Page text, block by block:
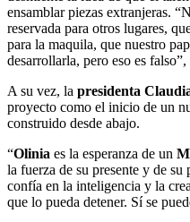
ensamblar piezas extranjeras.
reservada para otros lugares,
para la maquila, que nuestro
desarrollarla, pero eso es falso”,
A su vez, la presidenta
proyecto como el inicio de un
construido desde abajo.
“Olinia es la esperanza de un
la fuerza de su presente y de
confía en la inteligencia y la
que lo pueda detener. Sí se